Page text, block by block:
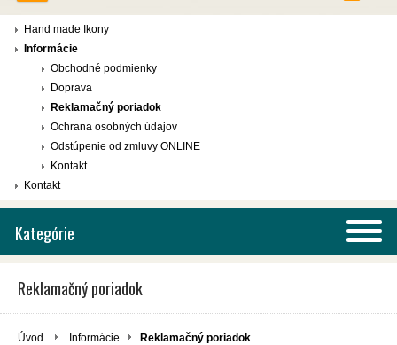
Hand made Ikony
Informácie
Obchodné podmienky
Doprava
Reklamačný poriadok
Ochrana osobných údajov
Odstúpenie od zmluvy ONLINE
Kontakt
Kontakt
Kategórie
Reklamačný poriadok
Úvod Informácie Reklamačný poriadok